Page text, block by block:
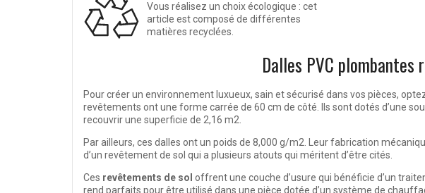
Vous réalisez un choix écologique : cet
article est composé de différentes
matières recyclées.
Dalles PVC
Pour créer un environnement luxueux, sain et sécurisé dans vos pièces,
revêtements ont une forme carrée de 60 cm de côté. Ils sont dotés d’une
recouvrir une superficie de 2,16 m2.
Par ailleurs, ces dalles ont un poids de 8,000 g/m2. Leur fabrication
d’un revêtement de sol qui a plusieurs atouts qui méritent d’être cités.
Ces revêtements de sol offrent une couche d’usure qui bénéficie d’un
rend parfaits pour être utilisé dans une pièce dotée d’un système de